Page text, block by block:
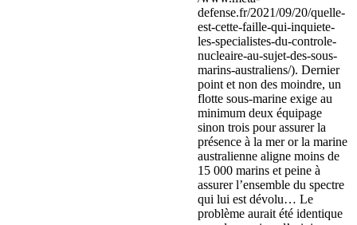
defense.fr/2021/09/20/quelle-
est-cette-faille-qui-inquiete-
les-specialistes-du-controle-
nucleaire-au-sujet-des-sous-
marins-australiens/). Dernier
point et non des moindre, un
flotte sous-marine exige au
minimum deux équipage
sinon trois pour assurer la
présence à la mer or la marine
australienne aligne moins de
15 000 marins et peine à
assurer l’ensemble du spectre
qui lui est dévolu… Le
problème aurait été identique